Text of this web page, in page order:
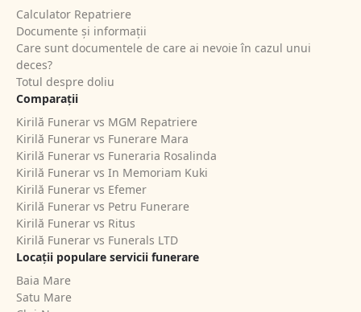
Calculator Repatriere
Documente și informații
Care sunt documentele de care ai nevoie în cazul unui
deces?
Totul despre doliu
Comparații
Kirilă Funerar vs MGM Repatriere
Kirilă Funerar vs Funerare Mara
Kirilă Funerar vs Funeraria Rosalinda
Kirilă Funerar vs In Memoriam Kuki
Kirilă Funerar vs Efemer
Kirilă Funerar vs Petru Funerare
Kirilă Funerar vs Ritus
Kirilă Funerar vs Funerals LTD
Locații populare servicii funerare
Baia Mare
Satu Mare